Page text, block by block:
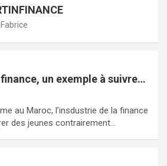
Fabrice
un exemple à suivre…
au Maroc, l’insdustrie de la finance
des jeunes contrairement…